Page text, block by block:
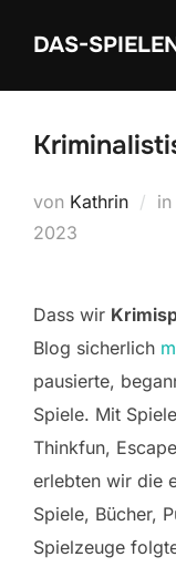
InhaltDAS-
von Kathrin in
2023
Dass wir
Blog sicherlich
pausierte,
Spiele. Mit
Thinkfun,
erlebten wir die
Spiele, Bücher,
Spielzeuge